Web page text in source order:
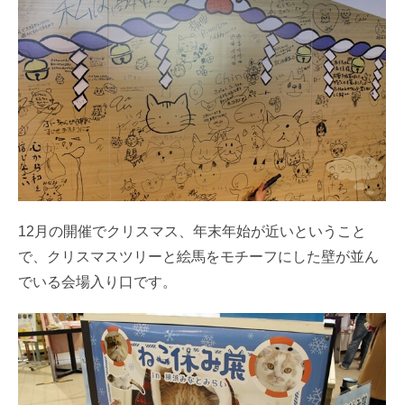
12月の開催でクリスマス、年末年始が近いということ
で、クリスマスツリーと絵馬をモチーフにした壁が並ん
でいる会場入り口です。